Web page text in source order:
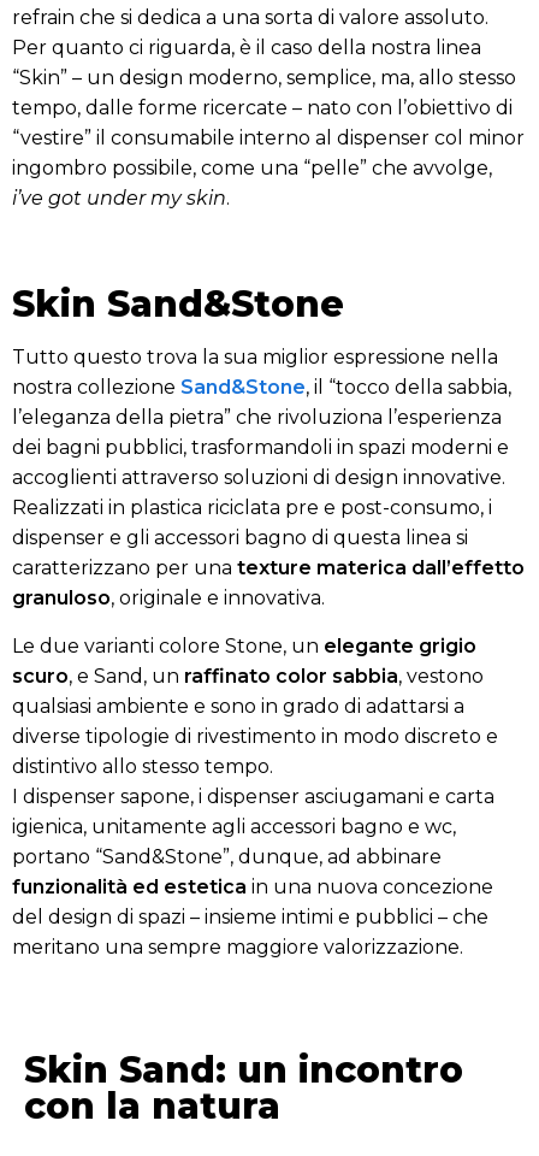
refrain che si dedica a una sorta di valore assoluto.
Per quanto ci riguarda, è il caso della nostra linea
“Skin” – un design moderno, semplice, ma, allo stesso
tempo, dalle forme ricercate – nato con l’obiettivo di
“vestire” il consumabile interno al dispenser col minor
ingombro possibile, come una “pelle” che avvolge,
i’ve got under my skin.
Skin Sand&Stone
Tutto questo trova la sua miglior espressione nella
nostra collezione Sand&Stone, il “tocco della sabbia,
l’eleganza della pietra” che rivoluziona l’esperienza
dei bagni pubblici, trasformandoli in spazi moderni e
accoglienti attraverso soluzioni di design innovative.
Realizzati in plastica riciclata pre e post-consumo, i
dispenser e gli accessori bagno di questa linea si
caratterizzano per una texture materica dall’effetto
granuloso, originale e innovativa.
Le due varianti colore Stone, un elegante grigio
scuro, e Sand, un raffinato color sabbia, vestono
qualsiasi ambiente e sono in grado di adattarsi a
diverse tipologie di rivestimento in modo discreto e
distintivo allo stesso tempo.
I dispenser sapone, i dispenser asciugamani e carta
igienica, unitamente agli accessori bagno e wc,
portano “Sand&Stone”, dunque, ad abbinare
funzionalità ed estetica in una nuova concezione
del design di spazi – insieme intimi e pubblici – che
meritano una sempre maggiore valorizzazione.
Skin Sand: un incontro
con la natura